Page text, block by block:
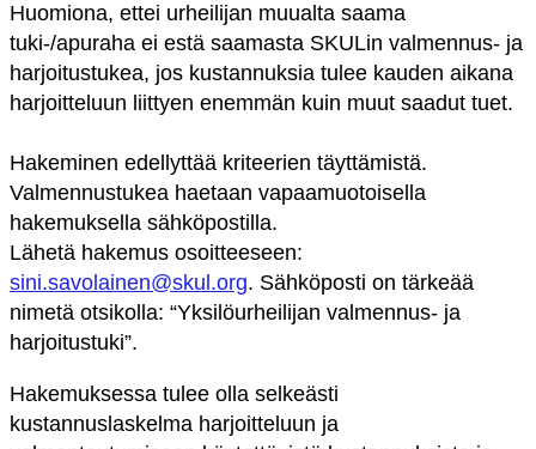
Huomiona, ettei urheilijan muualta saama
tuki-/apuraha ei estä saamasta SKULin valmennus- ja
harjoitustukea, jos kustannuksia tulee kauden aikana
harjoitteluun liittyen enemmän kuin muut saadut tuet.
Hakeminen edellyttää kriteerien täyttämistä.
Valmennustukea haetaan vapaamuotoisella
hakemuksella sähköpostilla.
Lähetä hakemus osoitteeseen:
sini.savolainen@skul.org. Sähköposti on tärkeää
nimetä otsikolla: “Yksilöurheilijan valmennus- ja
harjoitustuki”.
Hakemuksessa tulee olla selkeästi
kustannuslaskelma harjoitteluun ja